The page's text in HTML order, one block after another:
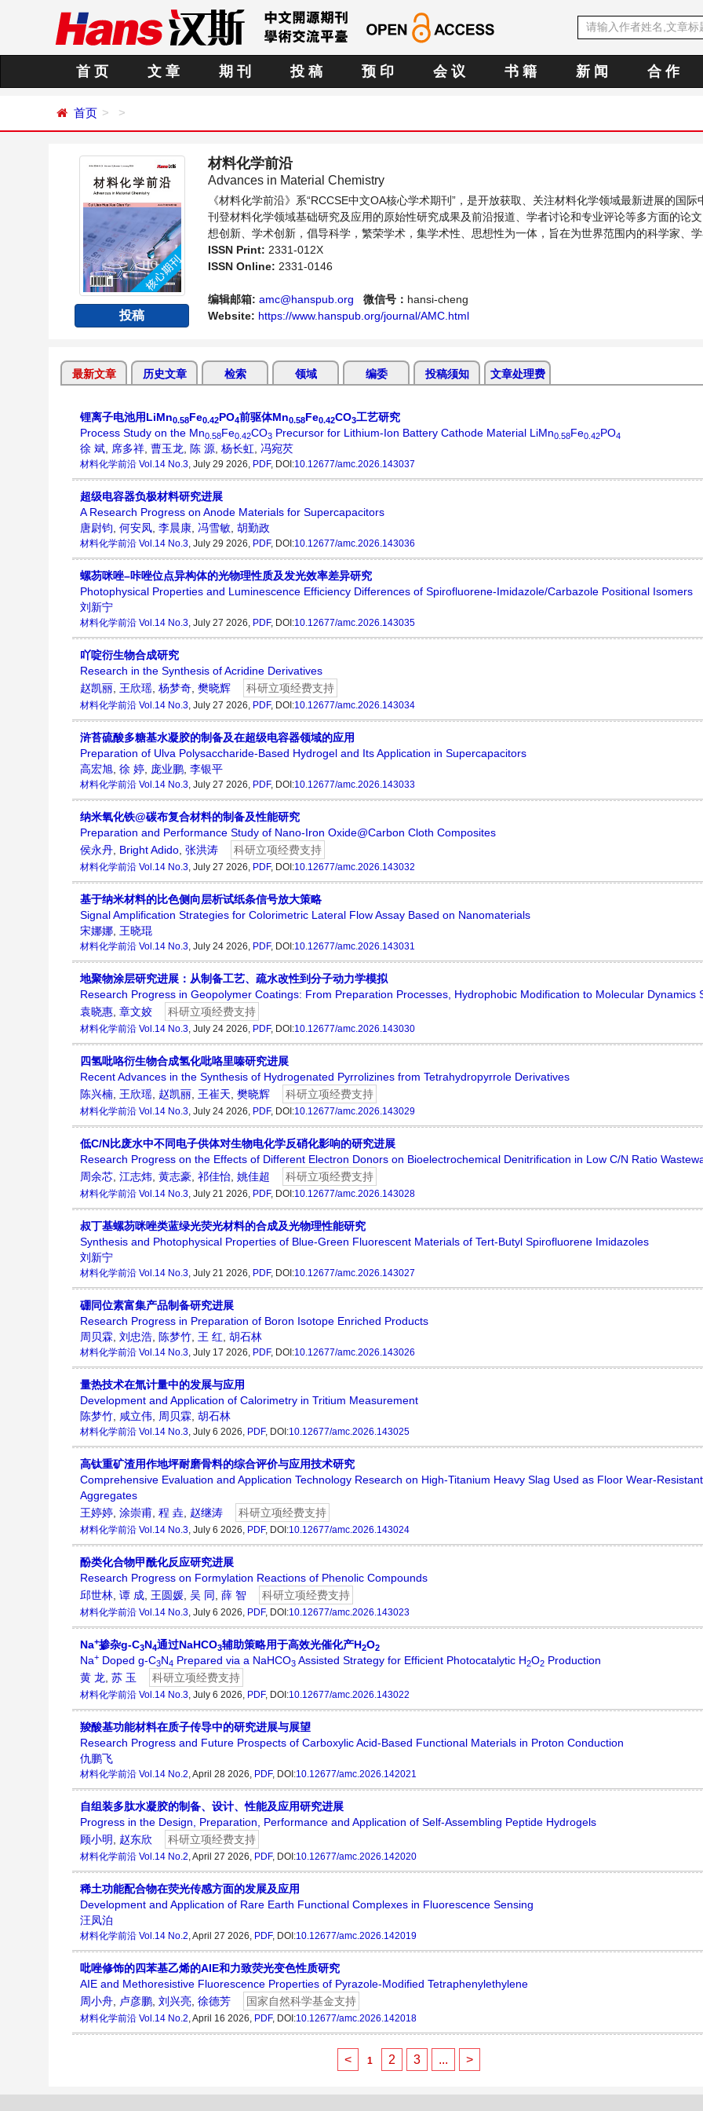
首 页 文 章 期 刊 投 稿 预 印 会 议 书 籍 新 闻 合 作
首页
投稿
材料化学前沿
Advances in Material Chemistry
《材料化学前沿》系“RCCSE中文OA核心学术期刊”，是开放获取、关注材料化学领域最新进展的国际
刊登材料化学领域基础研究及应用的原始性研究成果及前沿报道、学者讨论和专业评论等多方面的论
想创新、学术创新，倡导科学，繁荣学术，集学术性、思想性为一体，旨在为世界范围内的科学家、
提供一个传播、分享和讨论材料化学领域内不同方向问题与发展的交流平台。
ISSN Print: 2331-012X
ISSN Online: 2331-0146
编辑邮箱: amc@hanspub.org 微信号： hansi-cheng
Website: https://www.hanspub.org/journal/AMC.html
最新文章 历史文章 检索 领域 编委 投稿须知 文章处理费
锂离子电池用LiMn0.58Fe0.42PO4前驱体Mn0.58Fe0.42CO3工艺研究
Process Study on the Mn0.58Fe0.42CO3 Precursor for Lithium-Ion Battery Cathode Material LiMn0.58Fe0.42PO4
徐 斌, 席多祥, 曹玉龙, 陈 源, 杨长虹, 冯宛芡
材料化学前沿 Vol.14 No.3, July 29 2026, PDF, DOI:10.12677/amc.2026.143037
超级电容器负极材料研究进展
A Research Progress on Anode Materials for Supercapacitors
唐尉钧, 何安凤, 李晨康, 冯雪敏, 胡勤政
材料化学前沿 Vol.14 No.3, July 29 2026, PDF, DOI:10.12677/amc.2026.143036
螺芴咪唑–咔唑位点异构体的光物理性质及发光效率差异研究
Photophysical Properties and Luminescence Efficiency Differences of Spirofluorene-Imidazole/Carbazole Positional Isomers
刘新宁
材料化学前沿 Vol.14 No.3, July 27 2026, PDF, DOI:10.12677/amc.2026.143035
吖啶衍生物合成研究
Research in the Synthesis of Acridine Derivatives
赵凯丽, 王欣瑶, 杨梦奇, 樊晓辉 科研立项经费支持
材料化学前沿 Vol.14 No.3, July 27 2026, PDF, DOI:10.12677/amc.2026.143034
浒苔硫酸多糖基水凝胶的制备及在超级电容器领域的应用
Preparation of Ulva Polysaccharide-Based Hydrogel and Its Application in Supercapacitors
高宏旭, 徐 婷, 庞业鹏, 李银平
材料化学前沿 Vol.14 No.3, July 27 2026, PDF, DOI:10.12677/amc.2026.143033
纳米氧化铁@碳布复合材料的制备及性能研究
Preparation and Performance Study of Nano-Iron Oxide@Carbon Cloth Composites
侯永丹, Bright Adido, 张洪涛 科研立项经费支持
材料化学前沿 Vol.14 No.3, July 27 2026, PDF, DOI:10.12677/amc.2026.143032
基于纳米材料的比色侧向层析试纸条信号放大策略
Signal Amplification Strategies for Colorimetric Lateral Flow Assay Based on Nanomaterials
宋娜娜, 王晓琨
材料化学前沿 Vol.14 No.3, July 24 2026, PDF, DOI:10.12677/amc.2026.143031
地聚物涂层研究进展：从制备工艺、疏水改性到分子动力学模拟
Research Progress in Geopolymer Coatings: From Preparation Processes, Hydrophobic Modification to Molecular Dynamics
袁晓惠, 章文姣 科研立项经费支持
材料化学前沿 Vol.14 No.3, July 24 2026, PDF, DOI:10.12677/amc.2026.143030
四氢吡咯衍生物合成氢化吡咯里嗪研究进展
Recent Advances in the Synthesis of Hydrogenated Pyrrolizines from Tetrahydropyrrole Derivatives
陈兴楠, 王欣瑶, 赵凯丽, 王崔天, 樊晓辉 科研立项经费支持
材料化学前沿 Vol.14 No.3, July 24 2026, PDF, DOI:10.12677/amc.2026.143029
低C/N比废水中不同电子供体对生物电化学反硝化影响的研究进展
Research Progress on the Effects of Different Electron Donors on Bioelectrochemical Denitrification in Low C/N Ratio
周余芯, 江志炜, 黄志豪, 祁佳怡, 姚佳超 科研立项经费支持
材料化学前沿 Vol.14 No.3, July 21 2026, PDF, DOI:10.12677/amc.2026.143028
叔丁基螺芴咪唑类蓝绿光荧光材料的合成及光物理性能研究
Synthesis and Photophysical Properties of Blue-Green Fluorescent Materials of Tert-Butyl Spirofluorene Imidazoles
刘新宁
材料化学前沿 Vol.14 No.3, July 21 2026, PDF, DOI:10.12677/amc.2026.143027
硼同位素富集产品制备研究进展
Research Progress in Preparation of Boron Isotope Enriched Products
周贝霖, 刘忠浩, 陈梦竹, 王 红, 胡石林
材料化学前沿 Vol.14 No.3, July 17 2026, PDF, DOI:10.12677/amc.2026.143026
量热技术在氚计量中的发展与应用
Development and Application of Calorimetry in Tritium Measurement
陈梦竹, 咸立伟, 周贝霖, 胡石林
材料化学前沿 Vol.14 No.3, July 6 2026, PDF, DOI:10.12677/amc.2026.143025
高钛重矿渣用作地坪耐磨骨料的综合评价与应用技术研究
Comprehensive Evaluation and Application Technology Research on High-Titanium Heavy Slag Used as Floor Wear-Resistant
Aggregates
王婷婷, 涂崇甫, 程 垚, 赵继涛 科研立项经费支持
材料化学前沿 Vol.14 No.3, July 6 2026, PDF, DOI:10.12677/amc.2026.143024
酚类化合物甲酰化反应研究进展
Research Progress on Formylation Reactions of Phenolic Compounds
邱世林, 谭 成, 王圆媛, 吴 同, 薛 智 科研立项经费支持
材料化学前沿 Vol.14 No.3, July 6 2026, PDF, DOI:10.12677/amc.2026.143023
Na+掺杂g-C3N4通过NaHCO3辅助策略用于高效光催化产H2O2
Na+ Doped g-C3N4 Prepared via a NaHCO3 Assisted Strategy for Efficient Photocatalytic H2O2 Production
黄 龙, 苏 玉 科研立项经费支持
材料化学前沿 Vol.14 No.3, July 6 2026, PDF, DOI:10.12677/amc.2026.143022
羧酸基功能材料在质子传导中的研究进展与展望
Research Progress and Future Prospects of Carboxylic Acid-Based Functional Materials in Proton Conduction
仇鹏飞
材料化学前沿 Vol.14 No.2, April 28 2026, PDF, DOI:10.12677/amc.2026.142021
自组装多肽水凝胶的制备、设计、性能及应用研究进展
Progress in the Design, Preparation, Performance and Application of Self-Assembling Peptide Hydrogels
顾小明, 赵东欣 科研立项经费支持
材料化学前沿 Vol.14 No.2, April 27 2026, PDF, DOI:10.12677/amc.2026.142020
稀土功能配合物在荧光传感方面的发展及应用
Development and Application of Rare Earth Functional Complexes in Fluorescence Sensing
汪凤泊
材料化学前沿 Vol.14 No.2, April 27 2026, PDF, DOI:10.12677/amc.2026.142019
吡唑修饰的四苯基乙烯的AIE和力致荧光变色性质研究
AIE and Methoresistive Fluorescence Properties of Pyrazole-Modified Tetraphenylethylene
周小舟, 卢彦鹏, 刘兴亮, 徐德芳 国家自然科学基金支持
材料化学前沿 Vol.14 No.2, April 16 2026, PDF, DOI:10.12677/amc.2026.142018
< 1 2 3 ... >